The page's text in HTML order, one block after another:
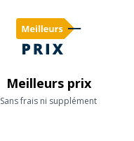
Meilleurs prix
Sans frais ni supplément